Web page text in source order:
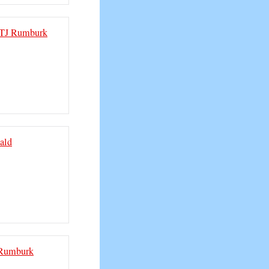
Rumburk